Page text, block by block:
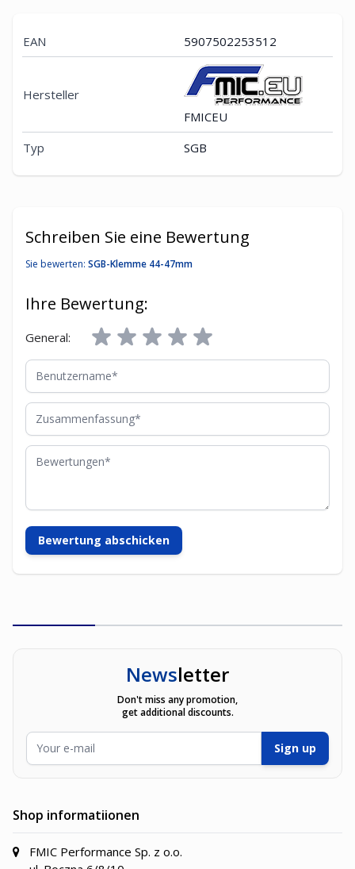
EAN 5907502253512
Hersteller
FMICEU
Typ
SGB
Schreiben Sie eine Bewertung
Sie bewerten: SGB-Klemme 44-47mm
Ihre Bewertung:
General:
Benutzername
Zusammenfassung
Bewertungen
Bewertung abschicken
Newsletter
Don't miss any promotion,
get additional discounts.
Sign up
Shop informatiionen
FMIC Performance Sp. z o.o.